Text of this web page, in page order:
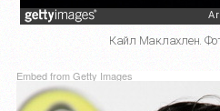
Кайл Маклахлен.
Embed from Getty Images